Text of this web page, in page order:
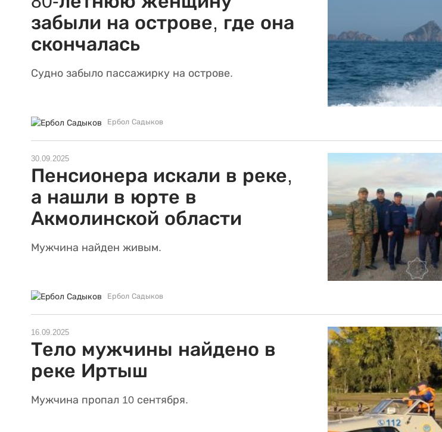
забыли на острове, где она
скончалась
Судно забыло пассажирку на острове.
Ербол Садыков
30.09.2025
Пенсионера искали в реке,
а нашли в юрте в
Акмолинской области
Мужчина найден живым.
Ербол Садыков
16.09.2025
Тело мужчины найдено в
реке Иртыш
Мужчина пропал 10 сентября.